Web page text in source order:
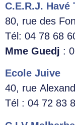
C.E.R.J. Havé
80, rue des
Tél: 04 78 68
Mme Guedj :
Ecole Juive
40, rue
Tél : 04 72 83